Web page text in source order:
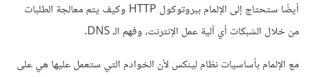
أيضًا ستحتاج إلى الإلمام ببروتوكول HTTP وكيف يتم معالجة الطلبات
من خلال الشبكات أي آلية عمل الإنترنت، وفهم الـ DNS.
مع الإلمام بأساسيات نظام لينكس لأن الخوادم التي ستعمل عليها هي على